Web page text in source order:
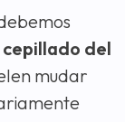
cepillado del
mudar